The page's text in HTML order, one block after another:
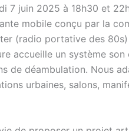
7 juin 2025 à 18h30 et
mobile conçu par la
(radio portative des
accueille un système
de déambulation. Nous
urbaines, salons,